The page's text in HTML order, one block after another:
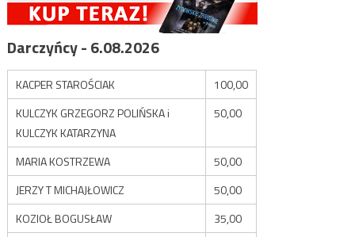
Darczyńcy - 6.08.2026
KACPER STAROŚCIAK
100,00
KULCZYK GRZEGORZ POLIŃSKA i
KULCZYK KATARZYNA
50,00
MARIA KOSTRZEWA
50,00
JERZY T MICHAJŁOWICZ
50,00
KOZIOŁ BOGUSŁAW
35,00